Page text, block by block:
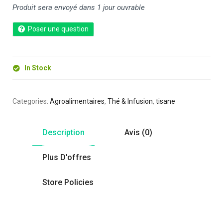
Produit sera envoyé dans 1 jour ouvrable
Poser une question
In Stock
Categories: Agroalimentaires, Thé & Infusion, tisane
Description Avis (0)
Plus D'offres
Store Policies